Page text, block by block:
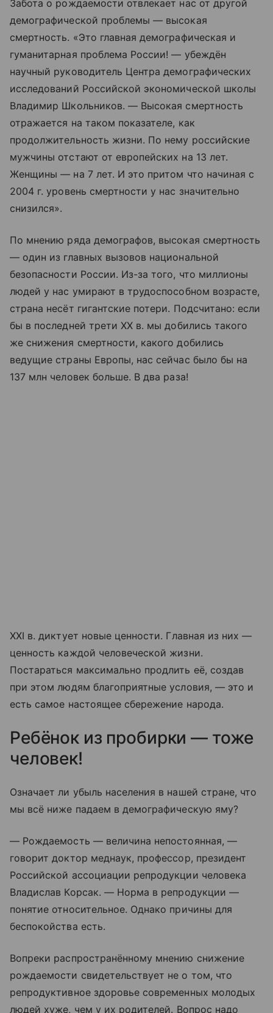
Забота о рождаемости отвлекает нас от другой
демографической проблемы — высокая
смертность. «Это главная демографическая и
гуманитарная проблема России! — убеждён
научный руководитель Центра демографических
исследований Российской экономической школы
Владимир Школьников. — Высокая смертность
отражается на таком показателе, как
продолжительность жизни. По нему российские
мужчины отстают от европейских на 13 лет.
Женщины — на 7 лет. И это притом что начиная с
2004 г. уровень смертности у нас значительно
снизился».
По мнению ряда демографов, высокая смертность
— один из главных вызовов национальной
безопасности России. Из-за того, что миллионы
людей у нас умирают в трудоспособном возрасте,
страна несёт гигантские потери. Подсчитано: если
бы в последней трети ХХ в. мы добились такого
же снижения смертности, какого добились
ведущие страны Европы, нас сейчас было бы на
137 млн человек больше. В два раза!
ХХI в. диктует новые ценности. Главная из них —
ценность каждой человеческой жизни.
Постараться максимально продлить её, создав
при этом людям благоприятные условия, — это и
есть самое настоящее сбережение народа.
Ребёнок из пробирки — тоже
человек!
Означает ли убыль населения в нашей стране, что
мы всё ниже падаем в демографическую яму?
— Рождаемость — величина непостоянная, —
говорит доктор меднаук, профессор, президент
Российской ассоциации репродукции человека
Владислав Корсак. — Норма в репродукции —
понятие относительное. Однако причины для
беспокойства есть.
Вопреки распространённому мнению снижение
рождаемости свидетельствует не о том, что
репродуктивное здоровье современных молодых
людей хуже, чем у их родителей. Вопрос надо